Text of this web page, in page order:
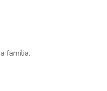
família.